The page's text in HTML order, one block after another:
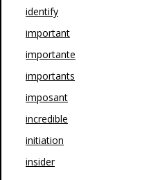
identify
important
importante
importants
imposant
incredible
initiation
insider